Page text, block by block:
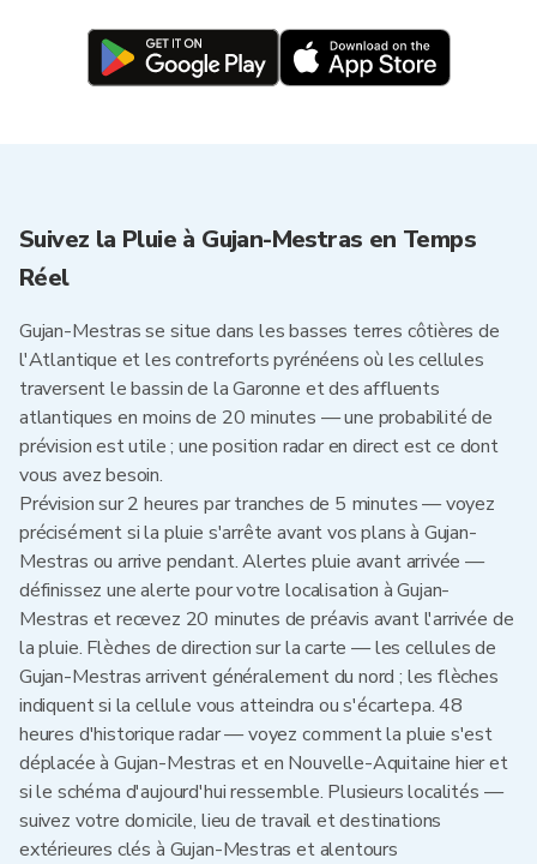
Suivez la Pluie à Gujan-Mestras en Temps
Réel
Gujan-Mestras se situe dans les basses terres côtières de
l'Atlantique et les contreforts pyrénéens où les cellules
traversent le bassin de la Garonne et des affluents
atlantiques en moins de 20 minutes — une probabilité de
prévision est utile ; une position radar en direct est ce dont
vous avez besoin.
Prévision sur 2 heures par tranches de 5 minutes — voyez
précisément si la pluie s'arrête avant vos plans à Gujan-
Mestras ou arrive pendant. Alertes pluie avant arrivée —
définissez une alerte pour votre localisation à Gujan-
Mestras et recevez 20 minutes de préavis avant l'arrivée de
la pluie. Flèches de direction sur la carte — les cellules de
Gujan-Mestras arrivent généralement du nord ; les flèches
indiquent si la cellule vous atteindra ou s'écartера. 48
heures d'historique radar — voyez comment la pluie s'est
déplacée à Gujan-Mestras et en Nouvelle-Aquitaine hier et
si le schéma d'aujourd'hui ressemble. Plusieurs localités —
suivez votre domicile, lieu de travail et destinations
extérieures clés à Gujan-Mestras et alentours